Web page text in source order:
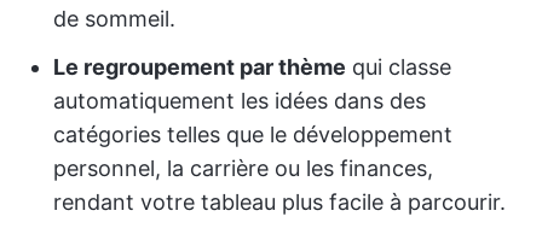
de sommeil.
Le regroupement par thème qui classe
automatiquement les idées dans des
catégories telles que le développement
personnel, la carrière ou les finances,
rendant votre tableau plus facile à parcourir.